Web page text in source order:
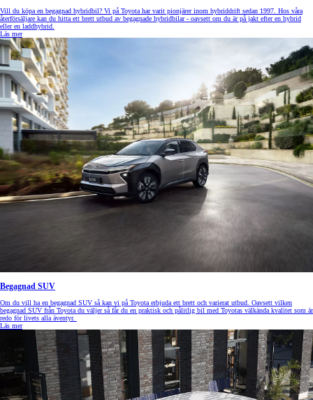
Vill du köpa en begagnad hybridbil? Vi på Toyota har varit pionjärer inom hybriddrift sedan 1997. Hos våra
återförsäljare kan du hitta ett brett utbud av begagnade hybridbilar - oavsett om du är på jakt efter en hybrid
eller en laddhybrid.
Läs mer
Begagnad SUV
Om du vill ha en begagnad SUV så kan vi på Toyota erbjuda ett brett och varierat utbud. Oavsett vilken
begagnad SUV från Toyota du väljer så får du en praktisk och pålitlig bil med Toyotas välkända kvalitet som är
redo för livets alla äventyr.
Läs mer